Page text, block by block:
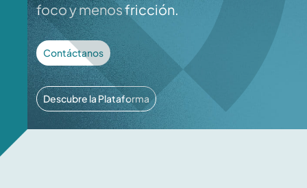
foco y menos fricción.
Contáctanos
Descubre la Plataforma